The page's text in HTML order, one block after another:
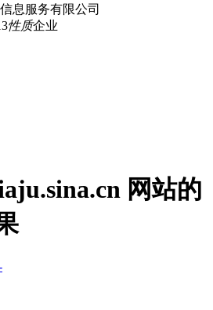
息服务有限公司
性质企业
网站的